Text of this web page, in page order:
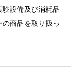
設備及び消粍品
商品を取り扱っ